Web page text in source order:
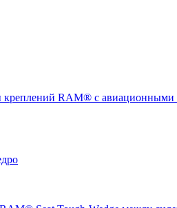
RAM® с авиационными